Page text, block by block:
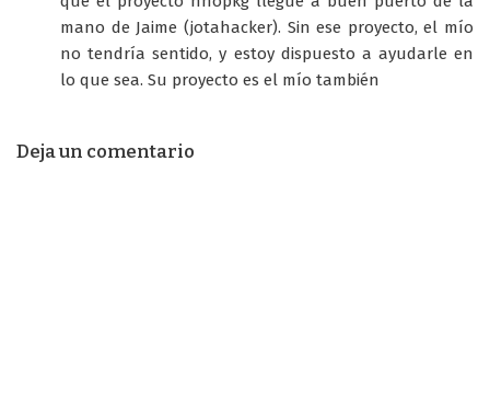
mano de Jaime (jotahacker). Sin ese proyecto, el mío
no tendría sentido, y estoy dispuesto a ayudarle en
lo que sea. Su proyecto es el mío también
Deja un comentario